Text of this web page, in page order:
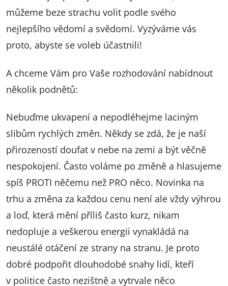
můžeme beze strachu volit podle svého
nejlepšího vědomí a svědomí. Vyzýváme vás
proto, abyste se voleb účastnili!
A chceme Vám pro Vaše rozhodování nabídnout
několik podnětů:
Nebuďme ukvapení a nepodléhejme laciným
slibům rychlých změn. Někdy se zdá, že je naší
přirozeností doufat v nebe na zemi a být věčně
nespokojení. Často voláme po změně a hlasujeme
spíš PROTI něčemu než PRO něco. Novinka na
trhu a změna za každou cenu není ale vždy výhrou
a loď, která mění příliš často kurz, nikam
nedopluje a veškerou energii vynakládá na
neustálé otáčení ze strany na stranu. Je proto
dobré podpořit dlouhodobé snahy lidí, kteří
v politice často nezištně a vytrvale něco